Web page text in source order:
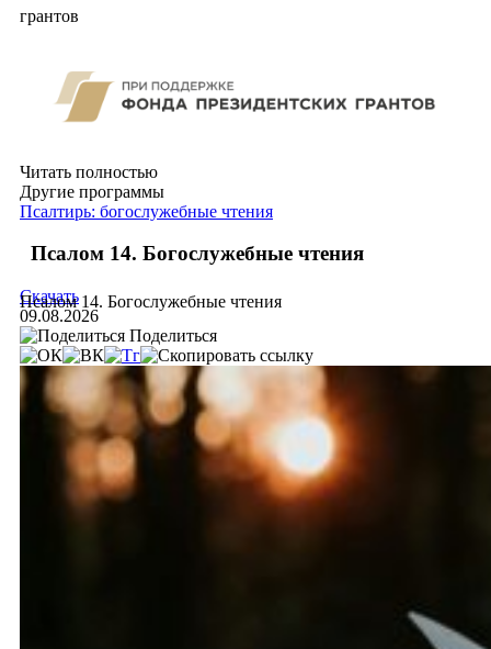
грантов
Читать полностью
Другие программы
Псалтирь: богослужебные чтения
Псалом 14. Богослужебные чтения
Псалом 14. Богослужебные чтения
Скачать
09.08.2026
Поделиться